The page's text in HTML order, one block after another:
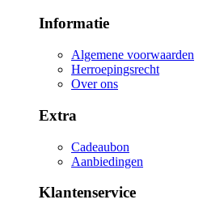
Informatie
Algemene voorwaarden
Herroepingsrecht
Over ons
Extra
Cadeaubon
Aanbiedingen
Klantenservice